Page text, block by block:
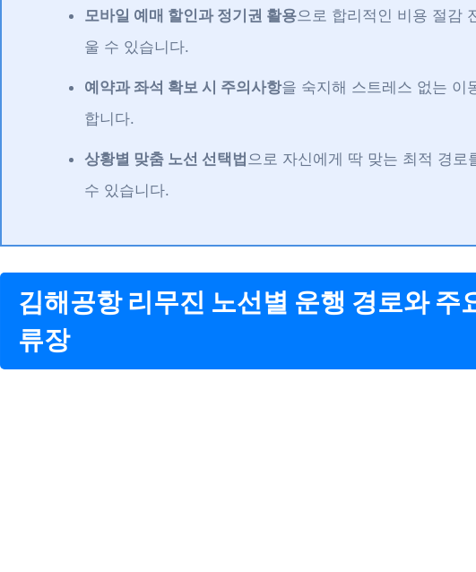
모바일 예매 할인과 정기권 활용으로 합리적인 비용 절감
울 수 있습니다.
예약과 좌석 확보 시 주의사항을 숙지해 스트레스 없는 이
합니다.
상황별 맞춤 노선 선택법 으로 자신에게 딱 맞는 최적 경로
수 있습니다.
김해공항 리무진 노선별 운행 경로와 주
류장